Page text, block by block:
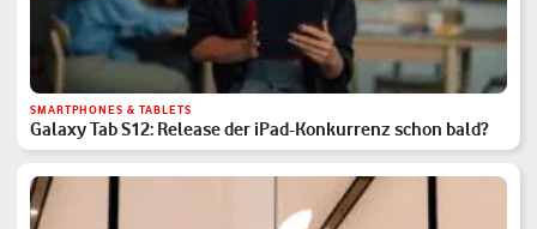
SMARTPHONES & TABLETS
Galaxy Tab S12: Release der iPad-Konkurrenz schon bald?